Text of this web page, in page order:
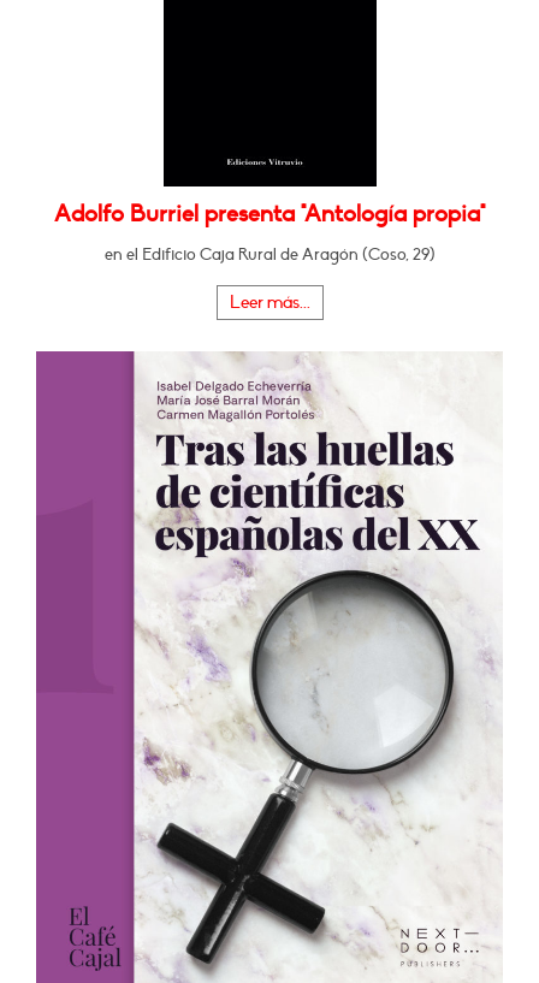
Adolfo Burriel presenta "Antología propia"
en el Edificio Caja Rural de Aragón (Coso, 29)
Leer más...